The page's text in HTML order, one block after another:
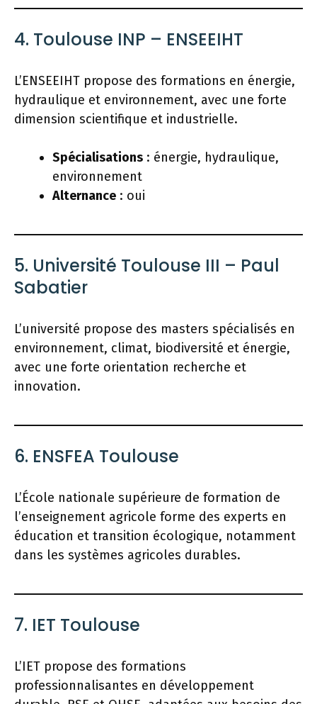
4. Toulouse INP – ENSEEIHT
L’ENSEEIHT propose des formations en énergie,
hydraulique et environnement, avec une forte
dimension scientifique et industrielle.
Spécialisations : énergie, hydraulique,
environnement
Alternance : oui
5. Université Toulouse III – Paul
Sabatier
L’université propose des masters spécialisés en
environnement, climat, biodiversité et énergie,
avec une forte orientation recherche et
innovation.
6. ENSFEA Toulouse
L’École nationale supérieure de formation de
l’enseignement agricole forme des experts en
éducation et transition écologique, notamment
dans les systèmes agricoles durables.
7. IET Toulouse
L’IET propose des formations
professionnalisantes en développement